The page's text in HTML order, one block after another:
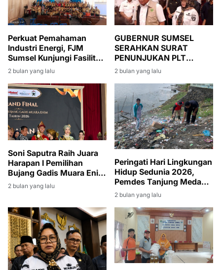
Perkuat Pemahaman
Industri Energi, FJM
Sumsel Kunjungi Fasilitas
Produksi Migas di Muara
2 bulan yang lalu
GUBERNUR SUMSEL
SERAHKAN SURAT
PENUNJUKAN PLT
BUPATI MUARA ENIM,
SUMARNI DIMINTA JAGA
STABILITAS
PEMERINTAHAN DAN
PEMBANGUNAN
2 bulan yang lalu
Soni Saputra Raih Juara
Harapan I Pemilihan
Bujang Gadis Muara Enim
2026
2 bulan yang lalu
Peringati Hari Lingkungan
Hidup Sedunia 2026,
Pemdes Tanjung Medang
Gelar Gotong Royong
Massal
2 bulan yang lalu